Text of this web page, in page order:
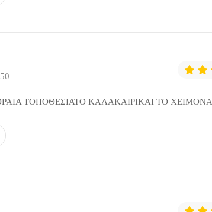
ΤΟΠΟΘΕΣΙΑΤΟ ΚΑΛΑΚΑΙΡΙΚΑΙ ΤΟ ΧΕΙΜΟΝΑ